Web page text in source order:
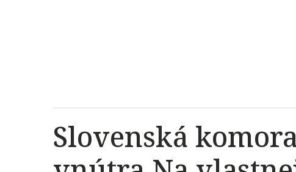
Slovenská